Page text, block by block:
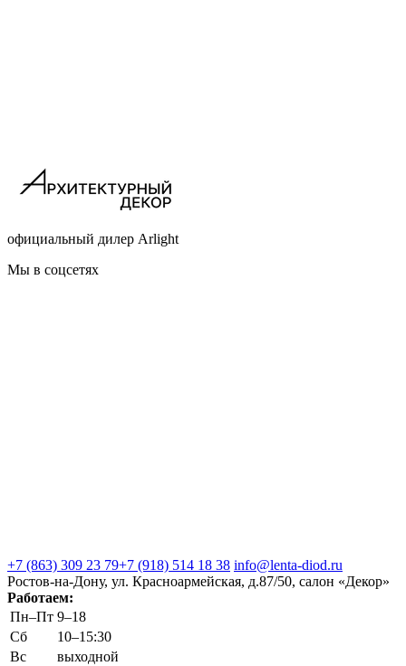
официальный дилер Arlight
Мы в соцсетях
+7 (863) 309 23 79+7 (918) 514 18 38 info@lenta-diod.ru
Ростов-на-Дону, ул. Красноармейская, д.87/50, салон «Декор»
Работаем:
Пн–Пт 9–18
Сб
10–15:30
Вс
выходной